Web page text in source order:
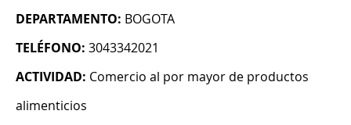
DEPARTAMENTO: BOGOTA
TELÉFONO: 3043342021
ACTIVIDAD: Comercio al por mayor de productos
alimenticios